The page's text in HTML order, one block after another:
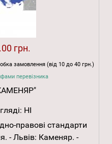
грн.
замовлення (від 10 до 40 грн.)
перевізника
НІ
правові стандарти
- Львів: Каменяр. -